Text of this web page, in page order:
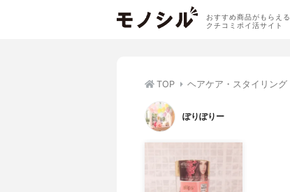
おすすめ商品がもらえる
クチコミポイ活サイト
TOP ヘアケア・スタイリング
ぽりぽりー